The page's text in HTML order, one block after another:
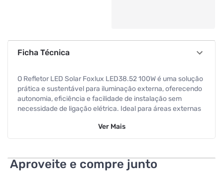
Ficha Técnica
O Refletor LED Solar Foxlux LED38.52 100W é uma solução
prática e sustentável para iluminação externa, oferecendo
autonomia, eficiência e facilidade de instalação sem
necessidade de ligação elétrica. Ideal para áreas externas
proporciona iluminação clara e confiável com baixo custo
ambientes que exigem maior iluminação, como áreas de
circulação e segurança. Sua potência de 100W oferece boa
Ver Mais
Aproveite e compre junto